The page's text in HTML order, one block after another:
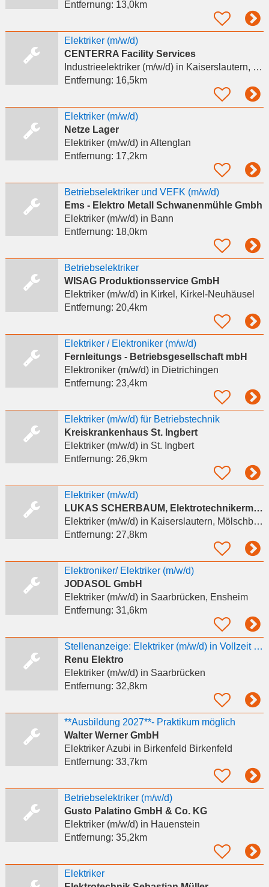
Entfernung: 13,0km
Elektriker (m/w/d)
CENTERRA Facility Services
Industrieelektriker (m/w/d)in Kaiserslautern, Einsiedlerhof
Entfernung: 16,5km
Elektriker (m/w/d)
Netze Lager
Elektriker (m/w/d)in Altenglan
Entfernung: 17,2km
Betriebselektriker und VEFK (m/w/d)
Ems - Elektro Metall Schwanenmühle Gmbh
Elektriker (m/w/d)in Bann
Entfernung: 18,0km
Betriebselektriker
WISAG Produktionsservice GmbH
Elektriker (m/w/d)in Kirkel, Kirkel-Neuhäusel
Entfernung: 20,4km
Elektriker / Elektroniker (m/w/d)
Fernleitungs - Betriebsgesellschaft mbH
Elektroniker (m/w/d)in Dietrichingen
Entfernung: 23,4km
Elektriker (m/w/d) für Betriebstechnik
Kreiskrankenhaus St. Ingbert
Elektriker (m/w/d)in St. Ingbert
Entfernung: 26,9km
Elektriker (m/w/d)
LUKAS SCHERBAUM, Elektrotechnikermeister
Elektriker (m/w/d)in Kaiserslautern, Mölschbach
Entfernung: 27,8km
Elektroniker/ Elektriker (m/w/d)
JODASOL GmbH
Elektriker (m/w/d)in Saarbrücken, Ensheim
Entfernung: 31,6km
Stellenanzeige: Elektriker (m/w/d) in Vollzeit – Saarbrücken
Renu Elektro
Elektriker (m/w/d)in Saarbrücken
Entfernung: 32,8km
**Ausbildung 2027**- Praktikum möglich
Walter Werner GmbH
Elektriker Azubi in Birkenfeld Birkenfeld
Entfernung: 33,7km
Betriebselektriker (m/w/d)
Gusto Palatino GmbH & Co. KG
Elektriker (m/w/d)in Hauenstein
Entfernung: 35,2km
Elektriker